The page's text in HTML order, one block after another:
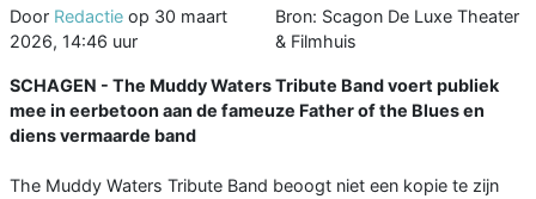
Door Redactie op 30 maart
2026, 14:46 uur
Bron: Scagon De Luxe Theater
& Filmhuis
SCHAGEN - The Muddy Waters Tribute Band voert publiek
mee in eerbetoon aan de fameuze Father of the Blues en
diens vermaarde band
The Muddy Waters Tribute Band beoogt niet een kopie te zijn